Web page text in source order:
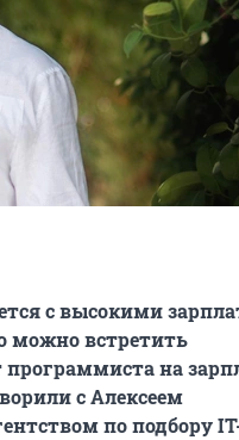
с высокими
можно встретить
на
с Алексеем
по подбору